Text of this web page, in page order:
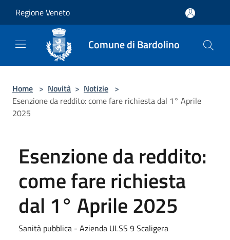
Regione Veneto
Comune di Bardolino
Home > Novità > Notizie >
Esenzione da reddito: come fare richiesta dal 1° Aprile
2025
Esenzione da reddito:
come fare richiesta
dal 1° Aprile 2025
Sanità pubblica - Azienda ULSS 9 Scaligera